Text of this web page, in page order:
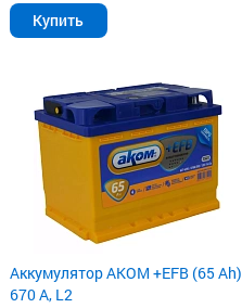
Купить
Аккумулятор AKOM +EFB (65 Ah)
670 А, L2